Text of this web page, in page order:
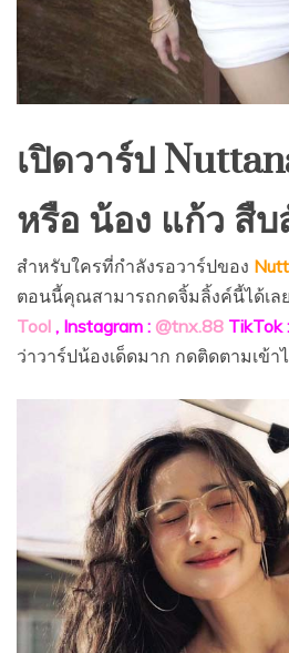
เปิดวาร์ป
หรือ น้อง แก้ว สื
สำหรับใครที่กำลังรอวาร์ปของ
ตอนนี้คุณสามารถกดจิ้มลิ้งค์นี้ได้เลย
Tool , Instagram : @tnx.88 TikTok :
ว่าวาร์ปน้องเด็ดมาก กดติดตามเข้า